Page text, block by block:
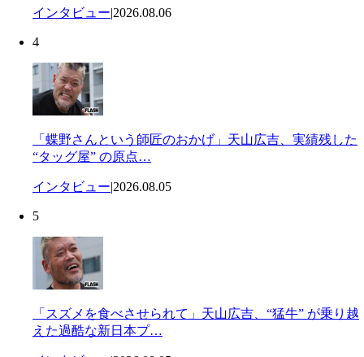
インタビュー|2026.08.06
4
「蝶野さんという師匠のおかげ」天山広吉、実績残した
“タッグ屋” の原点…
インタビュー|2026.08.05
5
「スズメを食べさせられて」天山広吉、“猛牛” が乗り越
えた過酷な新日本プ…